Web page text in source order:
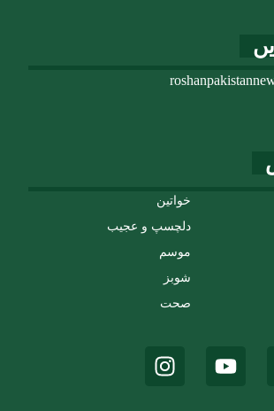
خواتین
دلچسپ و عجیب
موسم
شوبز
صحت